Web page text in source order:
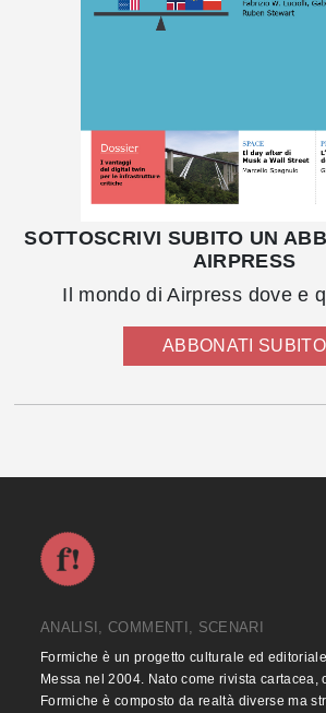
SOTTOSCRIVI SUBITO UN
AIRPRESS
Il mondo di Airpress dove e
ABBONATI SUBITO
ANALISI, COMMENTI, SCENARI
Formiche è un progetto culturale ed
Messa nel 2004. Nato come rivista cartacea,
Formiche è composto da realtà diverse ma